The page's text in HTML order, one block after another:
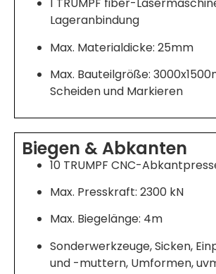
1 TRUMPF fiber-
Lageranbindung
Max. Materialdicke: 25mm
Max. Bauteilgröße:
Scheiden und Markieren
Biegen & Abkanten
10 TRUMPF CNC-
Max. Presskraft: 2300 kN
Max. Biegelänge: 4m
Sonderwerkzeuge, Sicken,
und -muttern, Umformen,